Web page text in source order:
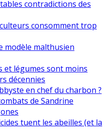
contradictions des
consomment trop
modèle malthusien
et légumes sont moins
décennies
en chef du charbon ?
de Sandrine
tuent les abeilles (et la